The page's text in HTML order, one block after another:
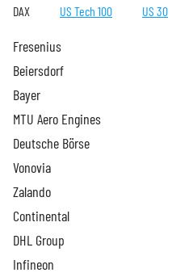
DAX US Tech 100 US 30
Fresenius
Beiersdorf
Bayer
MTU Aero Engines
Deutsche Börse
Vonovia
Zalando
Continental
DHL Group
Infineon